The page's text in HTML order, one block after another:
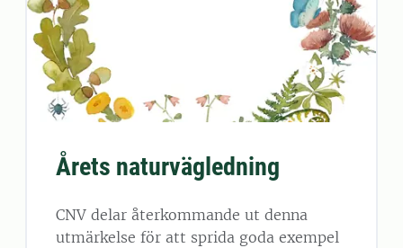
Årets naturvägledning
CNV delar återkommande ut denna
utmärkelse för att sprida goda exempel